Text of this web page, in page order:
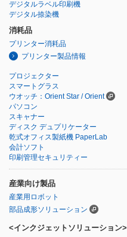
デジタルラベル印刷機
デジタル捺染機
消耗品
プリンター消耗品
プリンター製品情報
プロジェクター
スマートグラス
ウオッチ：Orient Star / Orient
パソコン
スキャナー
ディスク デュプリケーター
乾式オフィス製紙機 PaperLab
会計ソフト
印刷管理セキュリティー
産業向け製品
産業用ロボット
部品成形ソリューション
<インクジェットソリューション>